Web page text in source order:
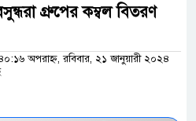
গ্রুপের কম্বল বিতরণ
অপরাহ্ন, রবিবার, ২১ জানুয়ারী ২০২৪